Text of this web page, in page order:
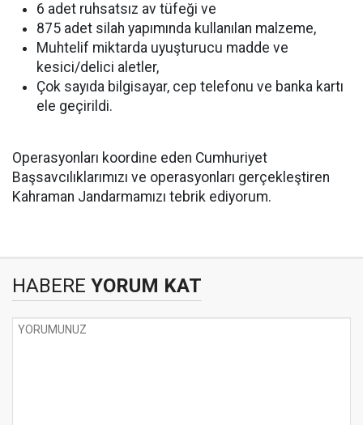
6 adet ruhsatsız av tüfeği ve
875 adet silah yapımında kullanılan malzeme,
Muhtelif miktarda uyuşturucu madde ve
kesici/delici aletler,
Çok sayıda bilgisayar, cep telefonu ve banka kartı
ele geçirildi.
Operasyonları koordine eden Cumhuriyet
Başsavcılıklarımızı ve operasyonları gerçekleştiren
Kahraman Jandarmamızı tebrik ediyorum.
HABERE YORUM KAT